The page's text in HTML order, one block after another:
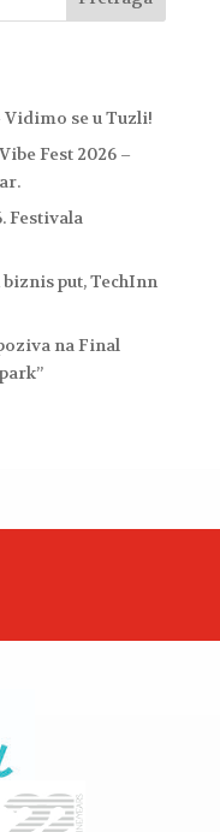
se u Tuzli!
Fest 2026 –
Festivala
put, TechInn
na Final